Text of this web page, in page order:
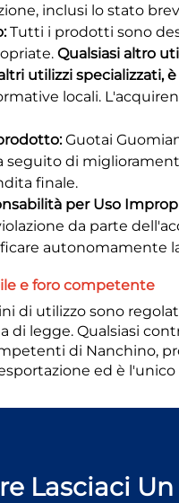
inclusi lo stato
Tutti i prodotti sono
Qualsiasi altro
utilizzi specializzati,
locali.
Guotai
seguito di
finale.
per Uso
da parte
autonomamente
e foro competente
di utilizzo sono
di legge. Qualsiasi
di Nanchino,
ed è
Lasciaci Un